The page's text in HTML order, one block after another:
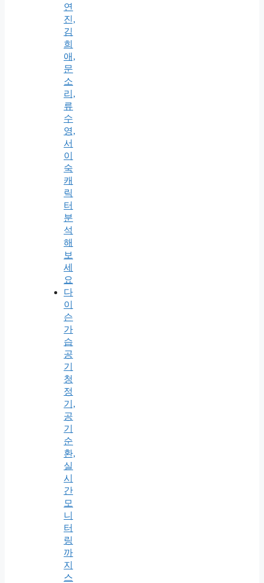
연
진,
김
희
애,
문
소
리,
류
수
영,
서
이
숙
캐
릭
터
분
석
해
보
세
요
다
이
슨
가
습
공
기
청
정
기,
공
기
순
환,
실
시
간
모
니
터
링
까
지
스